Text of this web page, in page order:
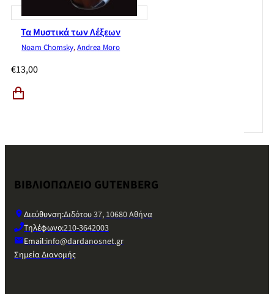
Τα Μυστικά των Λέξεων
Noam Chomsky,Andrea Moro
€13,00
ΒΙΒΛΙΟΠΩΛΕΙΟ GUTENBERG
Διεύθυνση:Διδότου 37, 10680 Αθήνα
Τηλέφωνο:210-3642003
Email:info@dardanosnet.gr
Σημεία Διανομής